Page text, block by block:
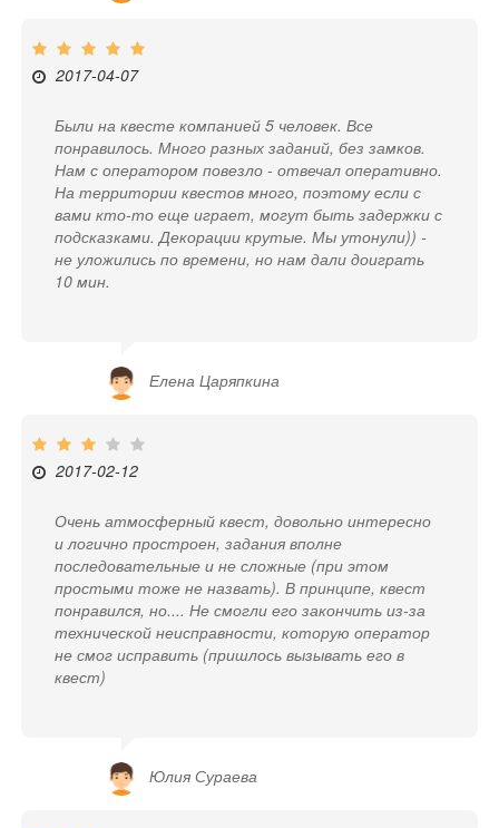
2017-04-07
Были на квесте компанией 5 человек. Все
понравилось. Много разных заданий, без замков.
Нам с оператором повезло - отвечал оперативно.
На территории квестов много, поэтому если с
вами кто-то еще играет, могут быть задержки с
подсказками. Декорации крутые. Мы утонули)) -
не уложились по времени, но нам дали доиграть
10 мин.
Елена Царяпкина
2017-02-12
Очень атмосферный квест, довольно интересно
и логично простроен, задания вполне
последовательные и не сложные (при этом
простыми тоже не назвать). В принципе, квест
понравился, но.... Не смогли его закончить из-за
технической неисправности, которую оператор
не смог исправить (пришлось вызывать его в
квест)
Юлия Сураева